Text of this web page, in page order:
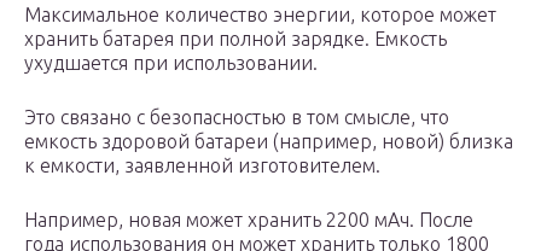
Максимальное количество энергии, которое может
хранить батарея при полной зарядке. Емкость
ухудшается при использовании.
Это связано с безопасностью в том смысле, что
емкость здоровой батареи (например, новой) близка
к емкости, заявленной изготовителем.
Например, новая может хранить 2200 мАч. После
года использования он может хранить только 1800